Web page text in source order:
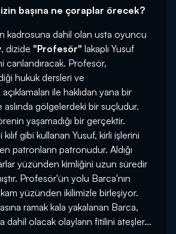
başına ne çoraplar örecek?
kadrosuna dahil olan usta oyuncu
, dizide "Profesör" lakaplı Yusuf
canlandıracak. Profesör,
hukuk dersleri ve
ile haklıdan yana bir
gölgelerdeki bir suçludur.
yaşamadığı bir gerçektir.
gibi kullanan Yusuf, kirli işlerini
patronların patronudur. Aldığı
yüzünden kimliğini uzun süredir
Profesör'ün yolu Barca'nın
yüzünden ikilimizle birleşiyor.
ramak kala yakalanan Barca,
dahil olacak olayların fitilini ateşler...